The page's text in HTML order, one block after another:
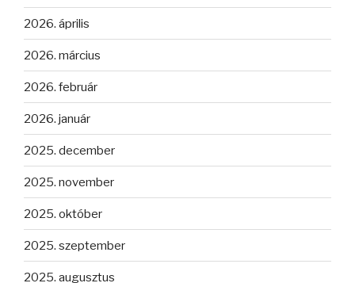
2026. április
2026. március
2026. február
2026. január
2025. december
2025. november
2025. október
2025. szeptember
2025. augusztus